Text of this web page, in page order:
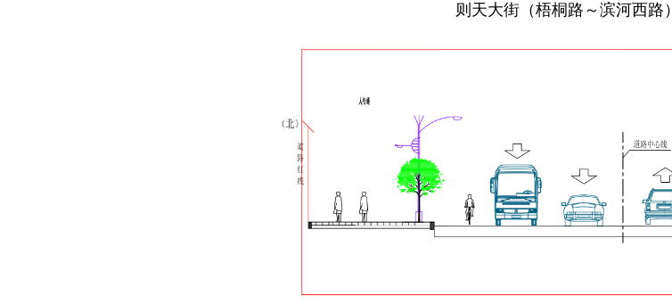
则天大街（梧桐路～滨河西路）